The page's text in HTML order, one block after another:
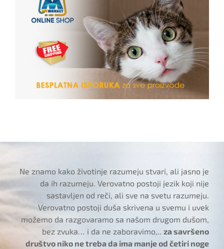
Ne znamo kako životinje razumeju stvari, ali jasno je
da ih razumeju. Verovatno postoji jezik koji nije
sastavljen od reči, ali sve na svetu razumeju.
Verovatno postoji duša skrivena u svemu i uvek
možemo da razgovaramo sa našom drugom dušom,
bez zvuka… i da ne zaboravimo,..za savršeno
društvo niko ne treba da ima manje od četiri noge